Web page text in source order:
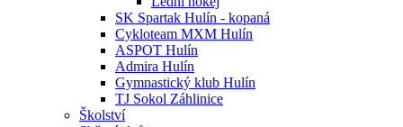
SK Spartak Hulín - kopaná
Cykloteam MXM Hulín
ASPOT Hulín
Admira Hulín
Gymnastický klub Hulín
TJ Sokol Záhlinice
Školství